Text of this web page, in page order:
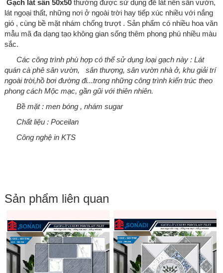
Gạch lát sân 50x50thường được sử dụng để lát nền sân vườn,
lát ngoại thất, những nơi ở ngoài trời hay tiếp xúc nhiều với nắng
gió , cùng bề mặt nhám chống trượt . Sản phẩm có nhiều hoa văn
mẫu mã đa dạng tạo không gian sống thêm phong phú nhiều màu
sắc.
Các công trình phù hợp có thể sử dụng loại gạch này : Lát
quán cà phê sân vườn, sân thượng, sân vườn nhà ở, khu giải trí
ngoài trời,hồ bơi đường đi...trong những công trình kiến trúc theo
phong cách Mộc mạc, gần gũi với thiên nhiên.
Bề mặt : men bóng , nhám sugar
Chất liệu : Poceilan
Công nghệ in KTS
Sản phẩm liên quan